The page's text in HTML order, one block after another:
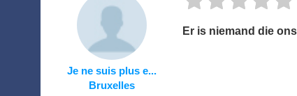
Je ne suis plus e...
Bruxelles
Er is niemand die